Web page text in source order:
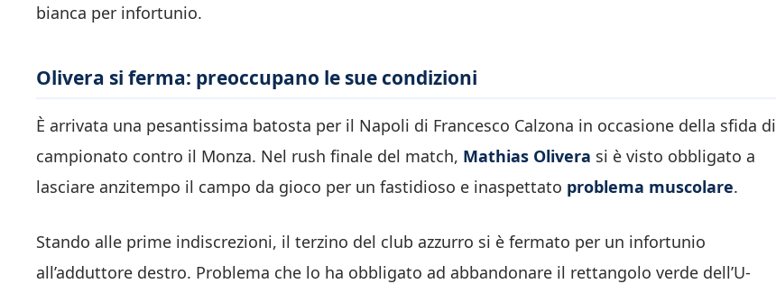
bianca per infortunio.
Olivera si ferma: preoccupano le sue condizioni
È arrivata una pesantissima batosta per il Napoli di Francesco Calzona in occasione della sfida di
campionato contro il Monza. Nel rush finale del match, Mathias Olivera si è visto obbligato a
lasciare anzitempo il campo da gioco per un fastidioso e inaspettato problema muscolare.
Stando alle prime indiscrezioni, il terzino del club azzurro si è fermato per un infortunio
all’adduttore destro. Problema che lo ha obbligato ad abbandonare il rettangolo verde dell’U-